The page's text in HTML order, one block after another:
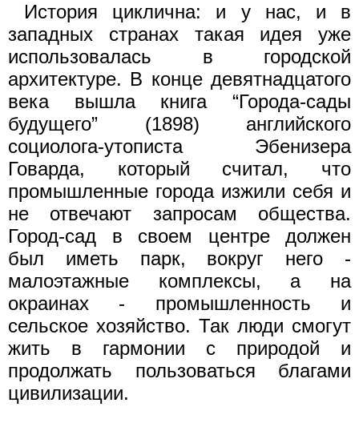
История циклична: и у нас, и в
западных странах такая идея уже
использовалась в городской
архитектуре. В конце девятнадцатого
века вышла книга “Города-сады
будущего” (1898) английского
социолога-утописта Эбенизера
Говарда, который считал, что
промышленные города изжили себя и
не отвечают запросам общества.
Город-сад в своем центре должен
был иметь парк, вокруг него -
малоэтажные комплексы, а на
окраинах - промышленность и
сельское хозяйство. Так люди смогут
жить в гармонии с природой и
продолжать пользоваться благами
цивилизации.